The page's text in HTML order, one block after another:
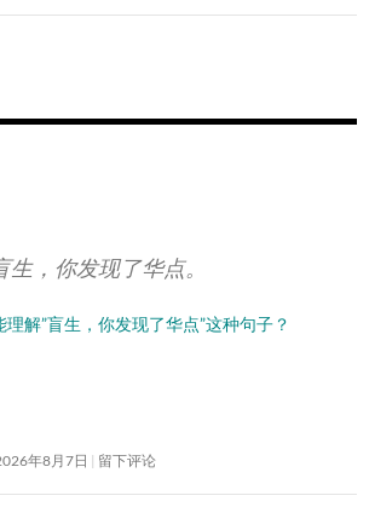
生，你发现了华点。
理解”盲生，你发现了华点”这种句子？
年8月7日 留下评论